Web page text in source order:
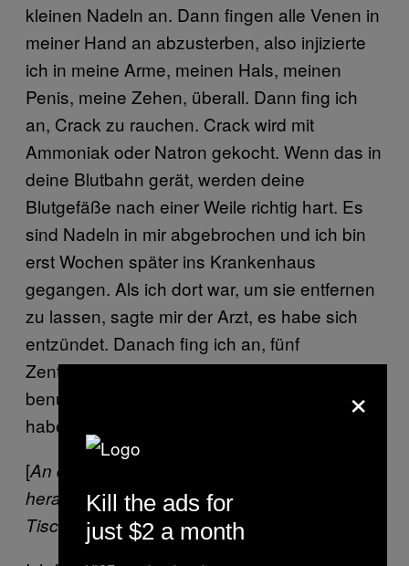
kleinen Nadeln an. Dann fingen alle Venen in
meiner Hand an abzusterben, also injizierte
ich in meine Arme, meinen Hals, meinen
Penis, meine Zehen, überall. Dann fing ich
an, Crack zu rauchen. Crack wird mit
Ammoniak oder Natron gekocht. Wenn das in
deine Blutbahn gerät, werden deine
Blutgefäße nach einer Weile richtig hart. Es
sind Nadeln in mir abgebrochen und ich bin
erst Wochen später ins Krankenhaus
gegangen. Als ich dort war, um sie entfernen
zu lassen, sagte mir der Arzt, es habe sich
entzündet. Danach fing ich an, fünf
Zentimeter lange Injektionsspritzen zu
benutzen. Warte, ich zeig dir die Nadeln. Ich
habe sie dabei.
[An dieser Stelle holte Paul einige Spritzen
heraus und klatschte sie auf den Starbucks-
Tisch.
×
Kill the ads for
just $2 a month